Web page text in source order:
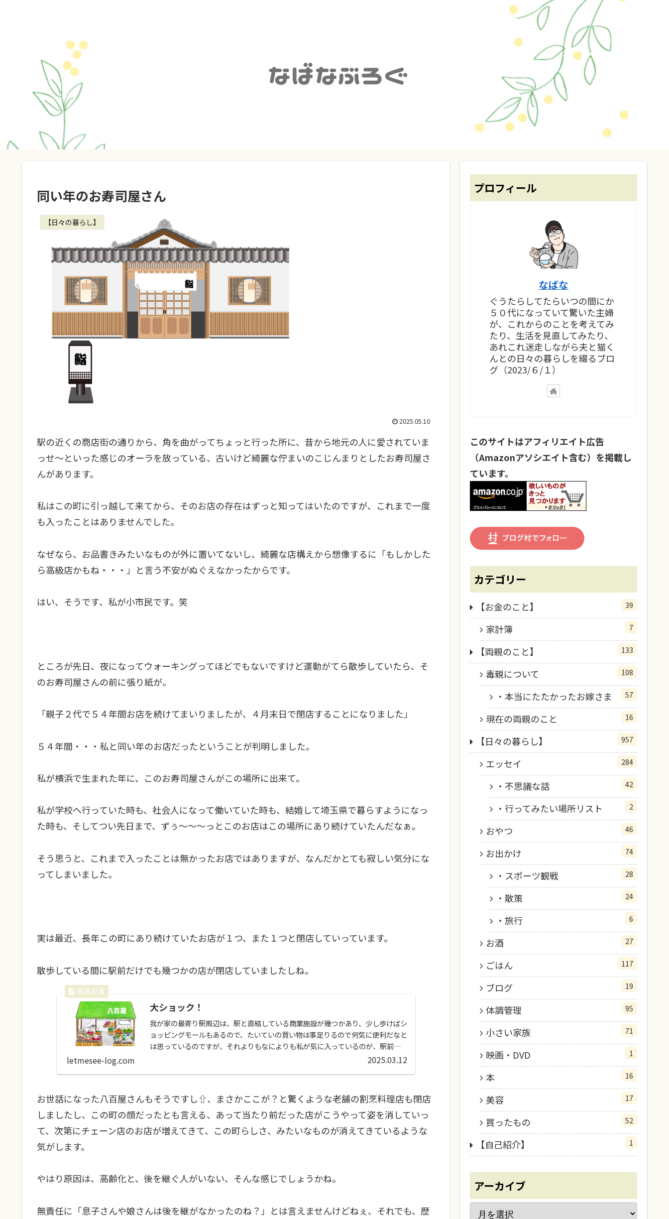
同い年のお寿司屋さん
【日々の暮らし】
2025.05.10
駅の近くの商店街の通りから、角を曲がってちょっと行った所に、昔から地元の人に愛されていま
っせ～といった感じのオーラを放っている、古いけど綺麗な佇まいのこじんまりとしたお寿司屋さ
んがあります。
私はこの町に引っ越して来てから、そのお店の存在はずっと知ってはいたのですが、これまで一度
も入ったことはありませんでした。
なぜなら、お品書きみたいなものが外に置いてないし、綺麗な店構えから想像するに「もしかした
ら高級店かもね・・・」と言う不安がぬぐえなかったからです。
はい、そうです、私が小市民です。笑
ところが先日、夜になってウォーキングってほどでもないですけど運動がてら散歩していたら、そ
のお寿司屋さんの前に張り紙が。
「親子２代で５４年間お店を続けてまいりましたが、４月末日で閉店することになりました」
５４年間・・・私と同い年のお店だったということが判明しました。
私が横浜で生まれた年に、このお寿司屋さんがこの場所に出来て。
私が学校へ行っていた時も、社会人になって働いていた時も、結婚して埼玉県で暮らすようになっ
た時も、そしてつい先日まで、ずぅ～～～っとこのお店はこの場所にあり続けていたんだなぁ。
そう思うと、これまで入ったことは無かったお店ではありますが、なんだかとても寂しい気分にな
ってしまいました。
実は最近、長年この町にあり続けていたお店が１つ、また１つと閉店していっています。
散歩している間に駅前だけでも幾つかの店が閉店していましたしね。
大ショック！
我が家の最寄り駅周辺は、駅と直結している商業施設が幾つかあり、少し歩けばシ
ョッピングモールもあるので、たいていの買い物は事足りるので何気に便利だなと
は思っているのですが、それよりもなによりも私が気に入っているのが、駅前の
letmesee-log.com 2025.03.12
お世話になった八百屋さんもそうですし⇧、まさかここが？と驚くような老舗の割烹料理店も閉店
しましたし、この町の顔だったとも言える、あって当たり前だった店がこうやって姿を消していっ
て、次第にチェーン店のお店が増えてきて、この町らしさ、みたいなものが消えてきているような
気がします。
やはり原因は、高齢化と、後を継ぐ人がいない、そんな感じでしょうかね。
無責任に「息子さんや娘さんは後を継がなかったのね？」とは言えませんけどねぇ、それでも、歴
プロフィール
なばな
ぐうたらしてたらいつの間にか
５０代になっていて驚いた主婦
が、これからのことを考えてみ
たり、生活を見直してみたり、
あれこれ迷走しながら夫と猫く
んとの日々の暮らしを綴るブロ
グ（2023/６/１）
このサイトはアフィリエイト広告
（Amazonアソシエイト含む）を掲載し
ています。
カテゴリー
【お金のこと】 39
家計簿 7
【両親のこと】 133
毒親について 108
・本当にたたかったお嫁さま 57
現在の両親のこと 16
【日々の暮らし】 957
エッセイ 284
・不思議な話 42
・行ってみたい場所リスト 2
おやつ 46
お出かけ 74
・スポーツ観戦 28
・散策 24
・旅行 6
お酒 27
ごはん 117
ブログ 19
体調管理 95
小さい家族 71
映画・DVD 1
本 16
美容 17
買ったもの 52
【自己紹介】 1
アーカイブ